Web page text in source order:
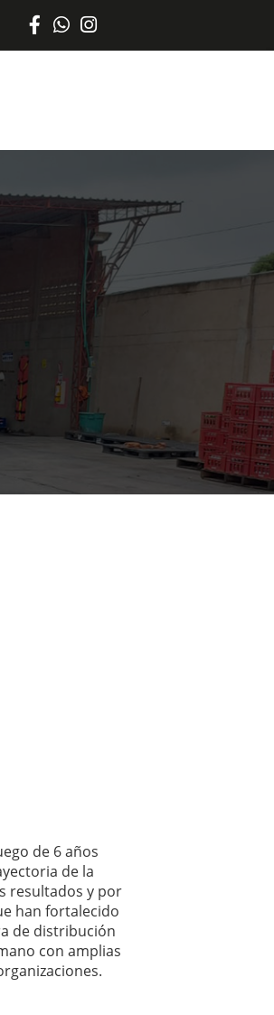
de 6 años
de la
resultados y por
han fortalecido
de distribución
con amplias